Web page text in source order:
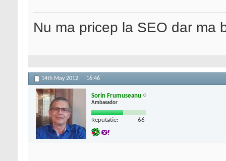
Nu ma pricep la SEO dar ma
14th May 2012, 16:46
Sorin Frumuseanu
Ambasador
Reputatie: 66